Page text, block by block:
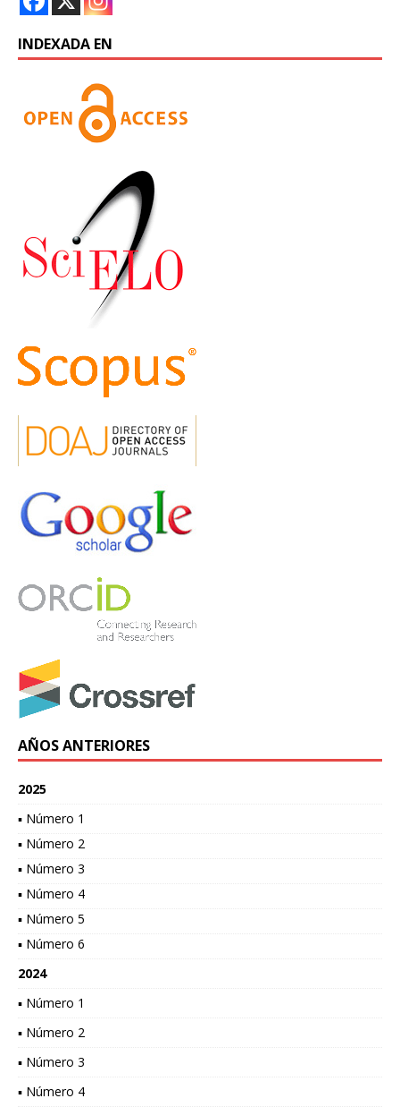
INDEXADA EN
AÑOS ANTERIORES
2025
▪ Número 1
▪ Número 2
▪ Número 3
▪ Número 4
▪ Número 5
▪ Número 6
2024
▪ Número 1
▪ Número 2
▪ Número 3
▪ Número 4